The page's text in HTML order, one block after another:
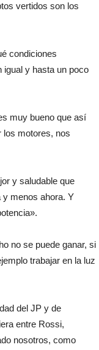
vertidos son los
condiciones
igual y hasta un poco
muy bueno que así
los motores, nos
y saludable que
y menos ahora. Y
no se puede ganar, si
trabajar en la luz
del JP y de
entre Rossi,
nosotros, como